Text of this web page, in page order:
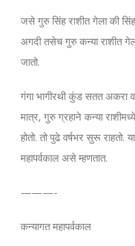
जसे गुरु सिंह राशीत गेला की
अगदी तसेच गुरु कन्या राशीत
जातो.
गंगा भागीरथी कुंड सतत अकरा
मात्र, गुरु ग्रहाने कन्या
होतो. तो पुढे वर्षभर सुरू राहतो.
महापर्वकाल असे म्हणतात.
———-
कन्यागत महापर्वकाल